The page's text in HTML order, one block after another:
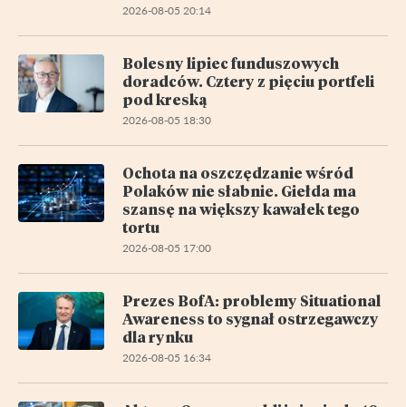
2026-08-05 20:14
Bolesny lipiec funduszowych
doradców. Cztery z pięciu portfeli
pod kreską
2026-08-05 18:30
Ochota na oszczędzanie wśród
Polaków nie słabnie. Giełda ma
szansę na większy kawałek tego
tortu
2026-08-05 17:00
Prezes BofA: problemy Situational
Awareness to sygnał ostrzegawczy
dla rynku
2026-08-05 16:34